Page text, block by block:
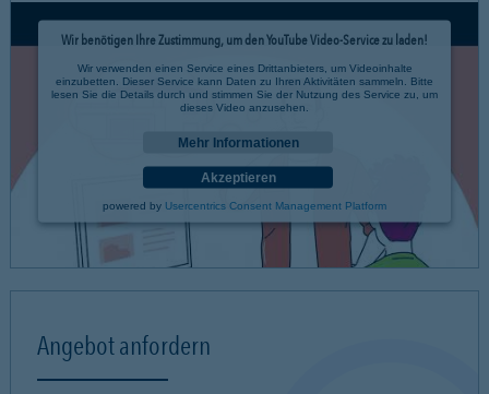
Wir benötigen Ihre Zustimmung, um den YouTube Video-Service zu laden!
Wir verwenden einen Service eines Drittanbieters, um Videoinhalte
einzubetten. Dieser Service kann Daten zu Ihren Aktivitäten sammeln. Bitte
lesen Sie die Details durch und stimmen Sie der Nutzung des Service zu, um
dieses Video anzusehen.
Mehr Informationen
Akzeptieren
powered by Usercentrics Consent Management Platform
Angebot anfordern